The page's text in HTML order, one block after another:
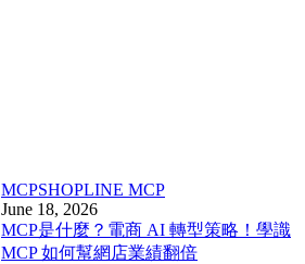
MCPSHOPLINE MCP
June 18, 2026
MCP是什麼？電商 AI 轉型策略！學識
MCP 如何幫網店業績翻倍